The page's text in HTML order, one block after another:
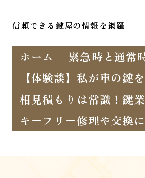
信頼できる鍵屋の情報を網羅
ホーム
緊急時と通常
【体験談】私が車の鍵
相見積もりは常識！鍵
キーフリー修理や交換